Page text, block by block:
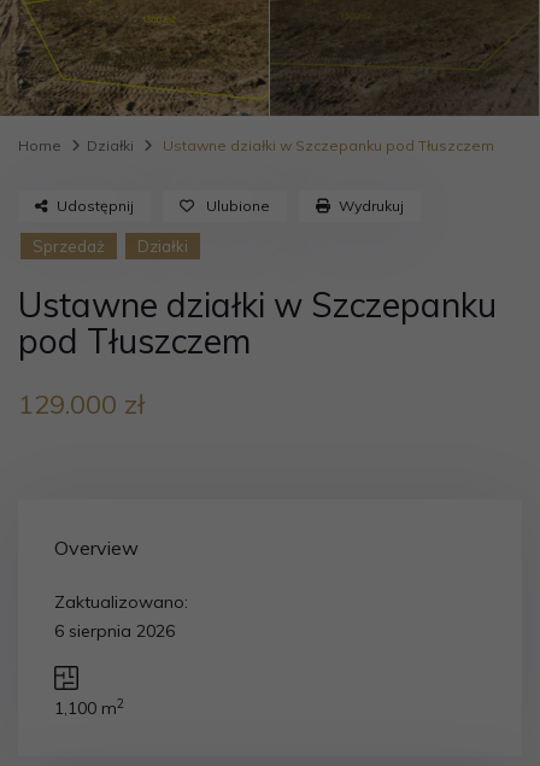
Home Działki Ustawne działki w Szczepanku pod Tłuszczem
Sprzedaż Działki
Ustawne działki w Szczepanku
pod Tłuszczem
129.000 zł
Udostępnij Ulubione Wydrukuj
Overview
Zaktualizowano:
6 sierpnia 2026
1,100 m2